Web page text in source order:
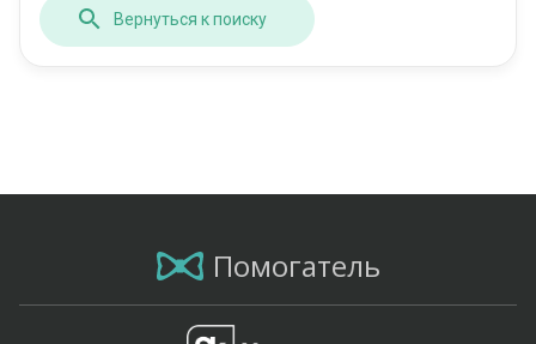
Вернуться к поиску
Помогатель